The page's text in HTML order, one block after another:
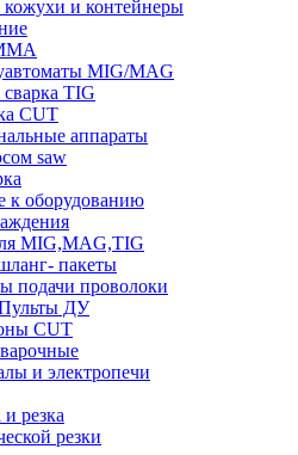
и контейнеры
MIG/MAG
TIG
CUT
аппараты
saw
к оборудованию
MIG,MAG,TIG
пакеты
подачи проволоки
ДУ
CUT
и электропечи
и резка
резки